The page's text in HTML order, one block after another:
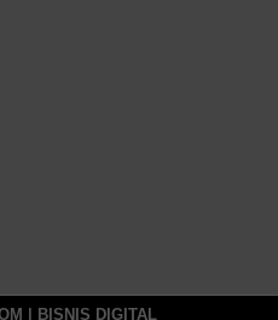
| BISNIS DIGITAL